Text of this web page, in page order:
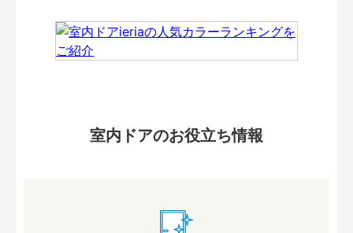
室内ドアのお役立ち情報